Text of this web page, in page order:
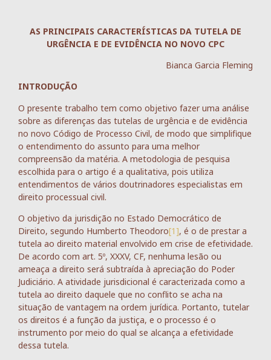
AS PRINCIPAIS CARACTERÍSTICAS DA TUTELA DE
URGÊNCIA E DE EVIDÊNCIA NO NOVO CPC
Bianca Garcia Fleming
INTRODUÇÃO
O presente trabalho tem como objetivo fazer uma análise
sobre as diferenças das tutelas de urgência e de evidência
no novo Código de Processo Civil, de modo que simplifique
o entendimento do assunto para uma melhor
compreensão da matéria. A metodologia de pesquisa
escolhida para o artigo é a qualitativa, pois utiliza
entendimentos de vários doutrinadores especialistas em
direito processual civil.
O objetivo da jurisdição no Estado Democrático de
Direito, segundo Humberto Theodoro[1], é o de prestar a
tutela ao direito material envolvido em crise de efetividade.
De acordo com art. 5º, XXXV, CF, nenhuma lesão ou
ameaça a direito será subtraída à apreciação do Poder
Judiciário. A atividade jurisdicional é caracterizada como a
tutela ao direito daquele que no conflito se acha na
situação de vantagem na ordem jurídica. Portanto, tutelar
os direitos é a função da justiça, e o processo é o
instrumento por meio do qual se alcança a efetividade
dessa tutela.